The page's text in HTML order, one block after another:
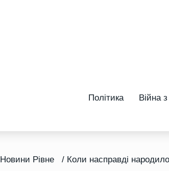
Політика Війна
Новини Рівне